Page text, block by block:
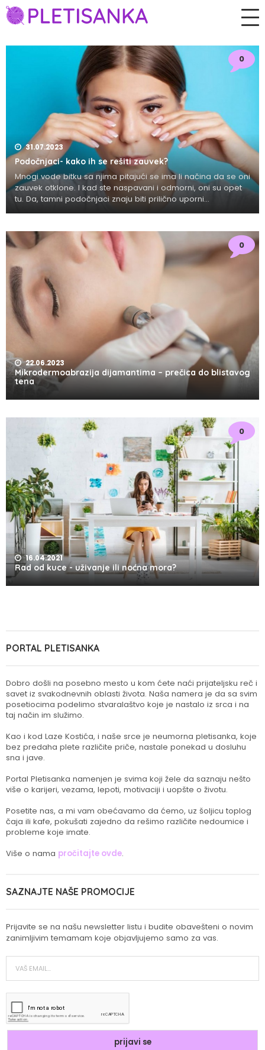
0
31.07.2023
Podočnjaci- kako ih se rešiti zauvek?
Mnogi vode bitku sa njima pitajući se ima li načina da se oni
zauvek otklone. I kad ste naspavani i odmorni, oni su opet
tu. Da, tamni podočnjaci znaju biti prilično uporni...
0
22.06.2023
Mikrodermoabrazija dijamantima – prečica do blistavog
tena
0
16.04.2021
Rad od kuce - uživanje ili noćna mora?
PORTAL PLETISANKA
Dobro došli na posebno mesto u kom ćete naći prijateljsku reč i
savet iz svakodnevnih oblasti života. Naša namera je da sa svim
posetiocima podelimo stvaralaštvo koje je nastalo iz srca i na
taj način im služimo.
Kao i kod Laze Kostića, i naše srce je neumorna pletisanka, koje
bez predaha plete različite priče, nastale ponekad u dosluhu
sna i jave.
Portal Pletisanka namenjen je svima koji žele da saznaju nešto
više o karijeri, vezama, lepoti, motivaciji i uopšte o životu.
Posetite nas, a mi vam obećavamo da ćemo, uz šoljicu toplog
čaja ili kafe, pokušati zajedno da rešimo različite nedoumice i
probleme koje imate.
Više o nama pročitajte ovde.
SAZNAJTE NAŠE PROMOCIJE
Prijavite se na našu newsletter listu i budite obavešteni o novim
zanimljivim temamam koje objavljujemo samo za vas.